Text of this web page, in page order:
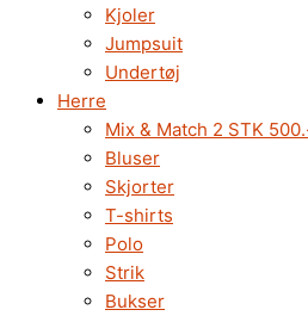
Kjoler
Jumpsuit
Undertøj
Herre
Mix & Match 2 STK
Bluser
Skjorter
T-shirts
Polo
Strik
Bukser